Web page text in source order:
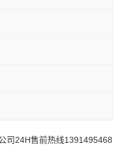
司24H售前热线1391495468